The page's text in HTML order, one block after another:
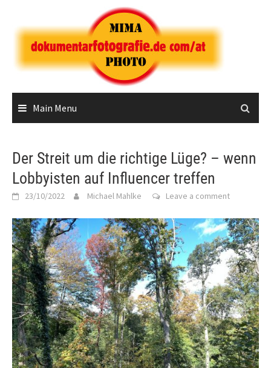
content
Main Menu
Der Streit um die richtige Lüge? – wenn
Lobbyisten auf Influencer treffen
23/10/2022 Michael Mahlke Leave a comment